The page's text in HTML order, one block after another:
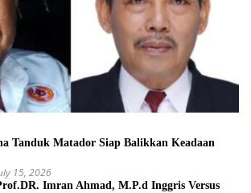
Tanduk Matador Siap Balikkan Keadaan
15, 2026
Imran Ahmad, M.P.d Inggris Versus